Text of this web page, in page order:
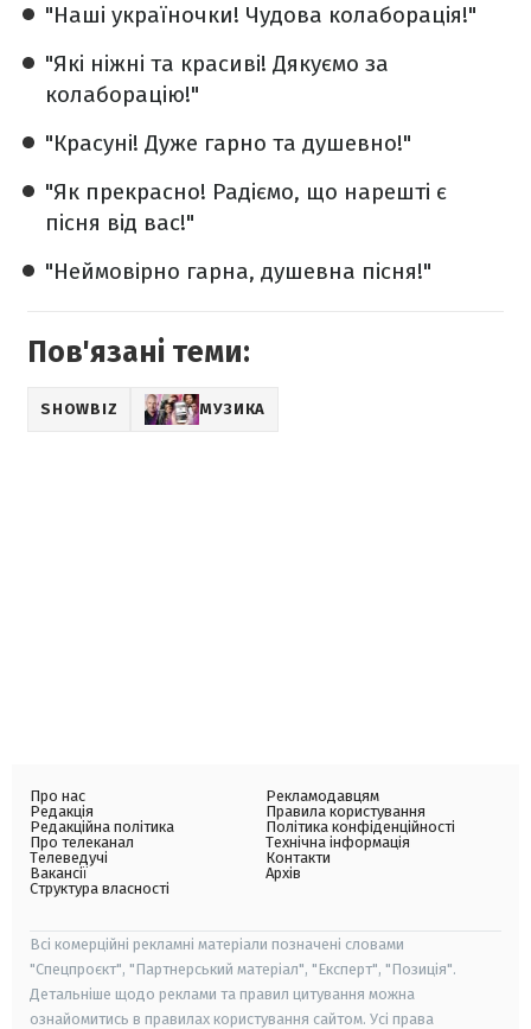
"Наші україночки! Чудова колаборація!"
"Які ніжні та красиві! Дякуємо за
колаборацію!"
"Красуні! Дуже гарно та душевно!"
"Як прекрасно! Радіємо, що нарешті є
пісня від вас!"
"Неймовірно гарна, душевна пісня!"
Пов'язані теми:
SHOWBIZ МУЗИКА
Про нас
Редакція
Редакційна політика
Про телеканал
Телеведучі
Вакансії
Структура власності
Рекламодавцям
Правила користування
Політика конфіденційності
Технічна інформація
Контакти
Архів
Всі комерційні рекламні матеріали позначені словами
"Спецпроєкт", "Партнерський матеріал", "Експерт", "Позиція".
Детальніше щодо реклами та правил цитування можна
ознайомитись в правилах користування сайтом. Усі права